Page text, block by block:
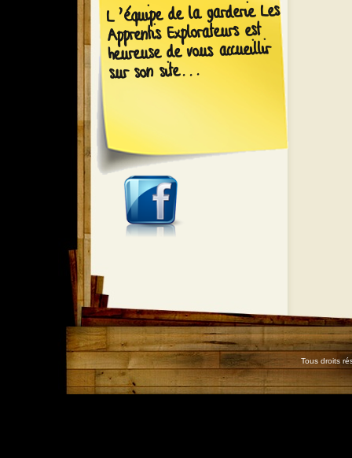
L’équipe de la garderie Les
Apprentis Explorateurs est
heureuse de vous accueillir
sur son site...
Tous droits